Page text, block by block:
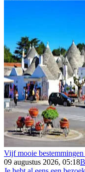
Vijf mooie
09 augustus 2026, 05:18